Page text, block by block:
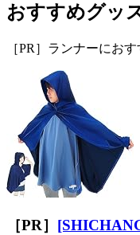
おすすめグッ
［PR］ランナーにお
［PR］